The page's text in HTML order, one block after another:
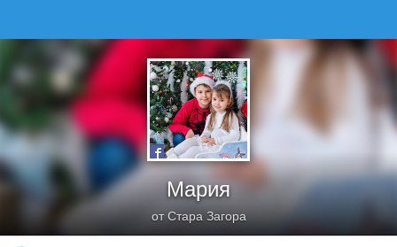
Мария
от Стара Загора